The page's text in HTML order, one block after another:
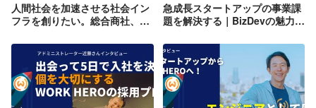
人間社会を加速させる社会イン
フラを創りたい。総合商社、大
トアップを立ち上げた理由
急成長スタートアップの事業課
題を解決する｜BizDevの魅力と